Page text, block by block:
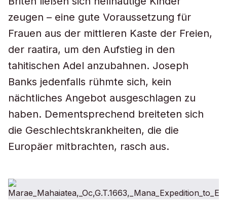
zeugen – eine gute Voraussetzung für
Frauen aus der mittleren Kaste der Freien,
der raatira, um den Aufstieg in den
tahitischen Adel anzubahnen. Joseph
Banks jedenfalls rühmte sich, kein
nächtliches Angebot ausgeschlagen zu
haben. Dementsprechend breiteten sich
die Geschlechtskrankheiten, die die
Europäer mitbrachten, rasch aus.